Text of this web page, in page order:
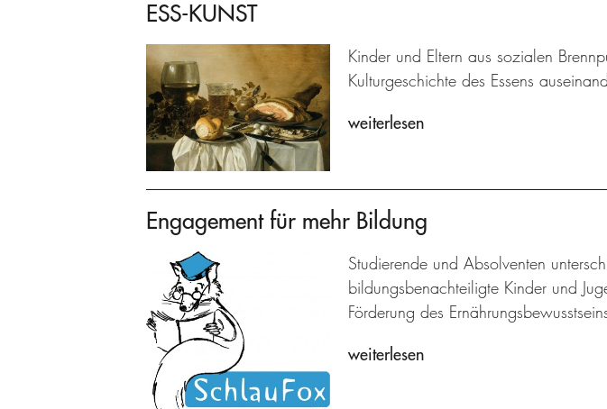
ESS-KUNST
Kinder und Eltern aus sozialen
Kulturgeschichte des Essens
weiterlesen
Engagement für mehr Bildung
Studierende und Absolventen
bildungsbenachteiligte Kinder und
Förderung des
weiterlesen